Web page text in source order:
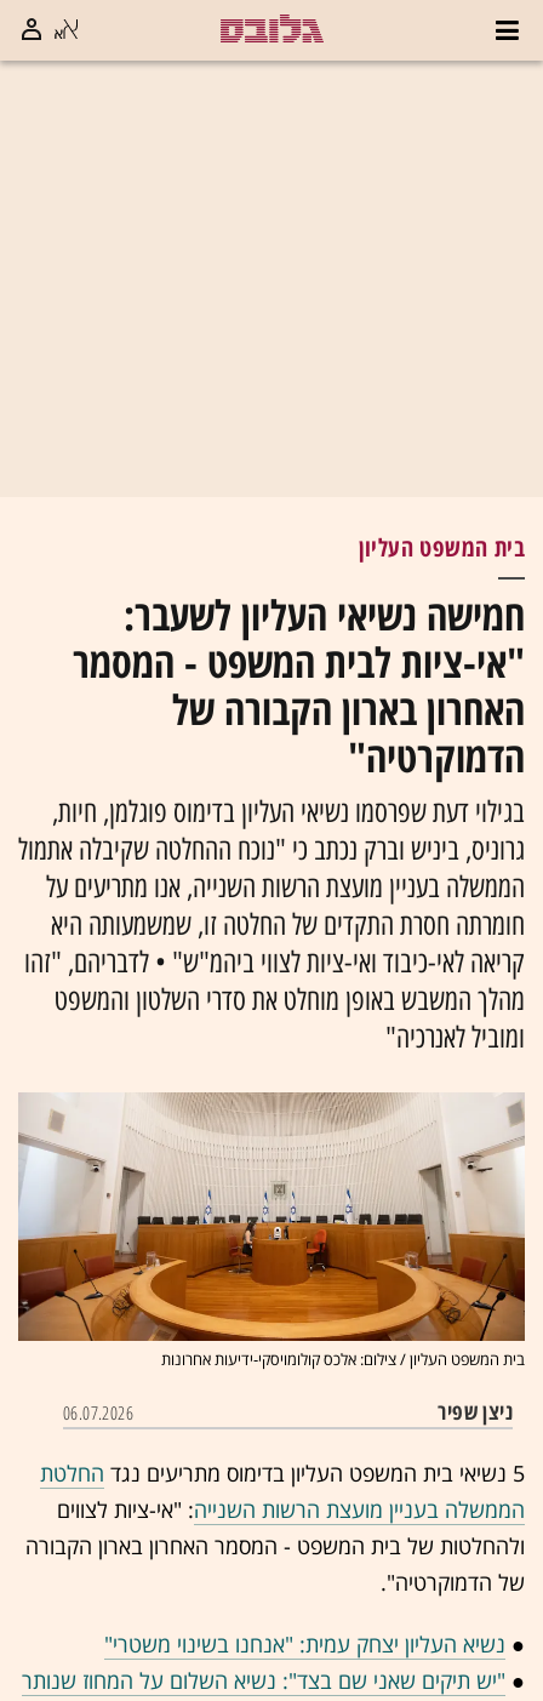
בית המשפט העליון
חמישה נשיאי העליון לשעבר:
"אי-ציות לבית המשפט - המסמר
האחרון בארון הקבורה של
הדמוקרטיה"
בגילוי דעת שפרסמו נשיאי העליון בדימוס פוגלמן, חיות,
גרוניס, ביניש וברק נכתב כי "נוכח ההחלטה שקיבלה אתמול
הממשלה בעניין מועצת הרשות השנייה, אנו מתריעים על
חומרתה חסרת התקדים של החלטה זו, שמשמעותה היא
קריאה לאי-כיבוד ואי-ציות לצווי ביהמ"ש" • לדבריהם, "זהו
מהלך המשבש באופן מוחלט את סדרי השלטון והמשפט
ומוביל לאנרכיה"
בית המשפט העליון / צילום: אלכס קולומויסקי-ידיעות אחרונות
ניצן שפיר 06.07.2026
5 נשיאי בית המשפט העליון בדימוס מתריעים נגד
החלטת
הממשלה בעניין מועצת הרשות השנייה: "אי-ציות לצווים
ולהחלטות של בית המשפט - המסמר האחרון בארון הקבורה
של הדמוקרטיה".
● נשיא העליון יצחק עמית: "אנחנו בשינוי משטרי"
● "יש תיקים שאני שם בצד": נשיא השלום על המחוז שנותר